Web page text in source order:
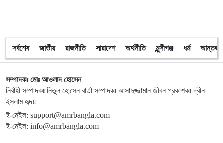
অবরুদ্ধ জামায়াত নেতাকে উদ্ধার করলেন এনসিপি নেত্রী ডা. মিতু
১০
ভোটকেন্দ্রের সামনে বস্তাভর্তি টাকাসহ স্বেচ্ছাসেবকদল নেতা আটক
১১
গোপালগঞ্জে ডিসির বাসভবনের সামনে ককটেল বিস্ফোরণ
১২
সর্বশেষ জাতীয় রাজনীতি সারাদেশ অর্থনীতি মুন্সীগঞ্জ ধর্ম
সম্পাদকঃ মোঃ আওলাদ হোসেন
নির্বাহী সম্পাদকঃ নিতুল হোসেন বার্তা সম্পাদকঃ আসাদুজ্জামান জীবন প্রকাশকঃ দ্বীন
ইসলাম হৃদয়
ই-মেইল: support@amrbangla.com
ই-মেইল: info@amrbangla.com